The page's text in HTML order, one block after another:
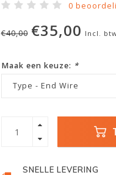
0
€40,00 €35,00 Incl.
Maak een keuze: *
Type - End Wire
SNELLE LEVERING